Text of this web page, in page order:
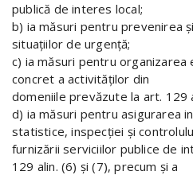
publică de interes local;
b) ia măsuri pentru prevenirea
situaţiilor de urgenţă;
c) ia măsuri pentru organizarea
concret a activităţilor din
domeniile prevăzute la art. 129
d) ia măsuri pentru asigurarea
statistice, inspecţiei şi
furnizării serviciilor publice de
129 alin. (6) şi (7), precum şi a